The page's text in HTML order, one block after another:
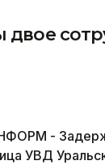
двое
-
УВД